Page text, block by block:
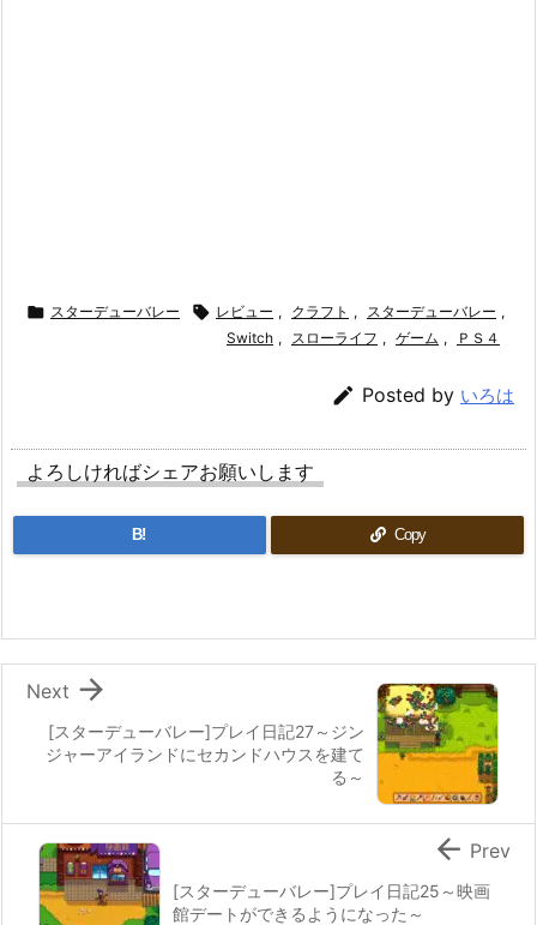
 スターデューバレー  レビュー , クラフト , スターデューバレー ,
Switch , スローライフ , ゲーム , ＰＳ４
 Posted by いろは
よろしければシェアお願いします
B! Copy
[スターデューバレー]プレイ日記27～ジン
ジャーアイランドにセカンドハウスを建て
る～

Next
[スターデューバレー]プレイ日記25～映画
館デートができるようになった～
 Prev